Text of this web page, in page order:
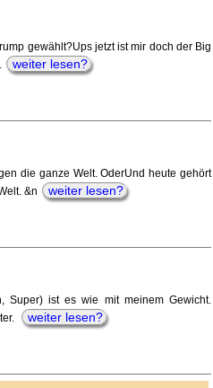
gewählt?Ups jetzt ist mir doch der Big
weiter lesen?
die ganze Welt. OderUnd heute gehört
&n
weiter lesen?
Super) ist es wie mit meinem Gewicht.
weiter lesen?